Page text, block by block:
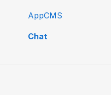
Ontwikkelaars
AppCMS
Chat